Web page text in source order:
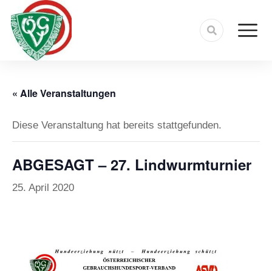
« Alle Veranstaltungen
Diese Veranstaltung hat bereits stattgefunden.
ABGESAGT – 27. Lindwurmturnier
25. April 2020